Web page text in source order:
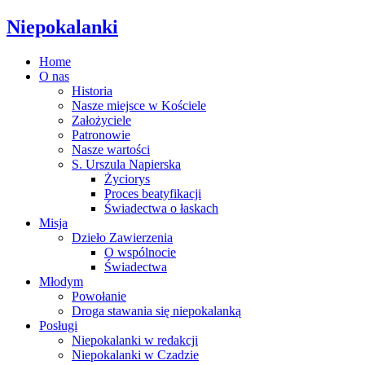
Niepokalanki
Home
O nas
Historia
Nasze miejsce w Kościele
Założyciele
Patronowie
Nasze wartości
S. Urszula Napierska
Życiorys
Proces beatyfikacji
Świadectwa o łaskach
Misja
Dzieło Zawierzenia
O wspólnocie
Świadectwa
Młodym
Powołanie
Droga stawania się niepokalanką
Posługi
Niepokalanki w redakcji
Niepokalanki w Czadzie